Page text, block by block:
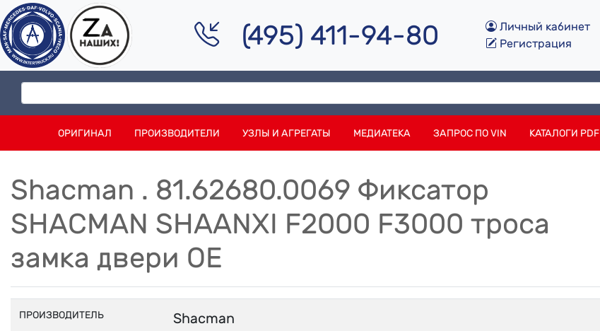
(495) 411-94-80
Личный кабинет
Регистрация
ОРИГИНАЛ ПРОИЗВОДИТЕЛИ УЗЛЫ И АГРЕГАТЫ МЕДИАТЕКА ЗАПРОС ПО VIN КАТАЛОГИ PDF
Shacman . 81.62680.0069 Фиксатор
SHACMAN SHAANXI F2000 F3000 троса
замка двери OE
ПРОИЗВОДИТЕЛЬ Shacman